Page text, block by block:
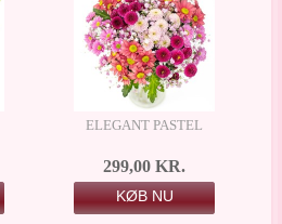
ELEGANT PASTEL
299,00 KR.
KØB NU